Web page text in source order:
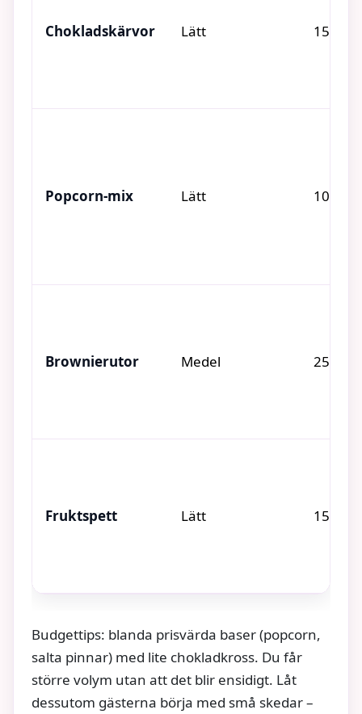
Chokladskärvor Lätt 15 min
Popcorn‑mix Lätt 10 min
Brownierutor Medel 25–35
Fruktspett Lätt 15 min
Budgettips: blanda prisvärda baser (popcorn,
salta pinnar) med lite chokladkross. Du får
större volym utan att det blir ensidigt. Låt
dessutom gästerna börja med små skedar –